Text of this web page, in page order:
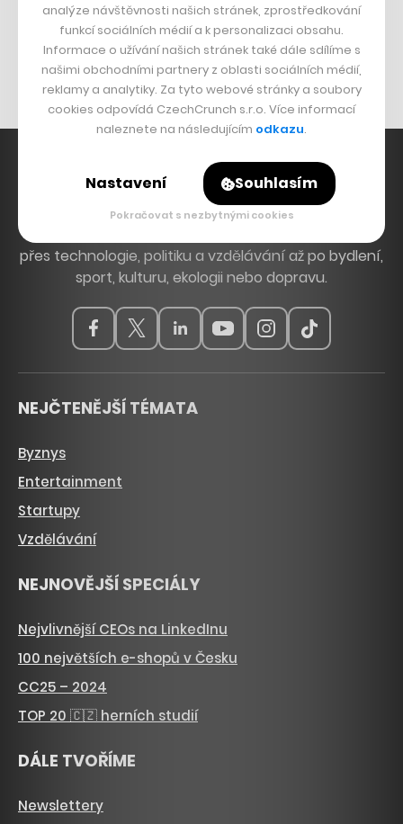
Bomma není tichá
Originální hodinky
Nábytek z betonu
Hlavní zdroj inspirace. Věnujeme se tématům, která
přes technologie, politiku a vzdělávání až po bydlení,
sport, kulturu, ekologii nebo dopravu.
NEJČTENĚJŠÍ TÉMATA
Byznys
Entertainment
Startupy
Vzdělávání
NEJNOVĚJŠÍ SPECIÁLY
Nejvlivnější CEOs na LinkedInu
100 největších e-shopů v Česku
CC25 – 2024
TOP 20 🇨🇿 herních studií
DÁLE TVOŘÍME
Newslettery
analýze návštěvnosti našich stránek, zprostředkování
funkcí sociálních médií a k personalizaci obsahu.
Informace o užívání našich stránek také dále sdílíme s
našimi obchodními partnery z oblasti sociálních médií,
reklamy a analytiky. Za tyto webové stránky a soubory
cookies odpovídá CzechCrunch s.r.o. Více informací
naleznete na následujícím odkazu.
Nastavení Souhlasím
Pokračovat s nezbytnými cookies